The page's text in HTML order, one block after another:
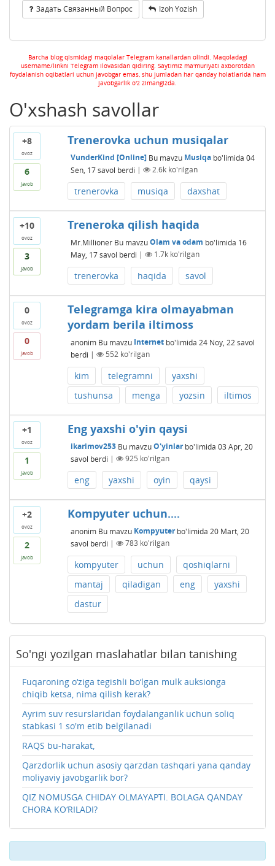
Задать Связанный Вопрос Izoh Yozish
Barcha blog qismidagi maqolalar Telegram kanallardan olindi. Maqoladagi
username/linkni Telegram ilovasidan qidiring. Saytimiz ma'muriyati axborotdan
foydalanish oqibatlari uchun javobgar emas, shu jumladan har qanday holatlarida ham
javobgarlik o'z zimangizda.
O'xshash savollar
+8
ovoz
6
javob
Trenerovka uchun musiqalar
VunderKind [Online] Bu mavzu Musiqabo'limida 04
Sen, 17 savol berdi | 2.6kko'rilgan
trenerovka musiqa daxshat
+10
ovoz
3
javob
Treneroka qilish haqida
Mr.Millioner Bu mavzuOlam va odam bo'limida 16
May, 17 savol berdi | 1.7kko'rilgan
trenerovka haqida savol
0
ovoz
0
javob
Telegramga kira olmayabman
yordam berila iltimoss
anonim Bu mavzu Internetbo'limida 24 Noy, 22 savol
berdi | 552ko'rilgan
kim telegramni
yaxshi
tushunsa
menga yozsin iltimos
+1
ovoz
1
javob
Eng yaxshi o'yin qaysi
ikarimov253 Bu mavzuO'yinlarbo'limida 03 Apr, 20
savol berdi | 925 ko'rilgan
eng yaxshi oyin qaysi
+2
ovoz
2
javob
Kompyuter uchun....
anonim Bu mavzu Kompyuterbo'limida 20 Mart, 20
savol berdi | 783 ko'rilgan
kompyuter uchun
qoshiqlarni
mantaj
qiladigan eng
yaxshi
dastur
So'ngi yozilgan maslahatlar bilan tanishing
Fuqaroning o‘ziga tegishli bo‘lgan mulk auksionga
chiqib ketsa, nima qilish kerak?
Ayrim suv resurslaridan foydalanganlik uchun soliq
stabkasi 1 so'm etib belgilanadi
RAQS bu-harakat,
Qarzdorlik uchun asosiy qarzdan tashqari yana qanday
moliyaviy javobgarlik bor?
QIZ NOMUSGA CHIDAY OLMAYAPTI. BOLAGA QANDAY
CHORA KO‘RILADI?